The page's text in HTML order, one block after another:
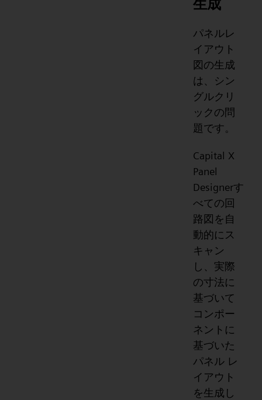
生成
パネルレ
イアウト
図の生成
は、シン
グルクリ
ックの問
題です。
Capital X
Panel
Designerす
べての回
路図を自
動的にス
キャン
し、実際
の寸法に
基づいて
コンポー
ネントに
基づいた
パネル レ
イアウト
を生成し